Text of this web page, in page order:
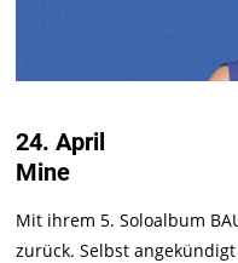
24. April
Mine
Mit ihrem 5. Soloalbum
zurück. Selbst